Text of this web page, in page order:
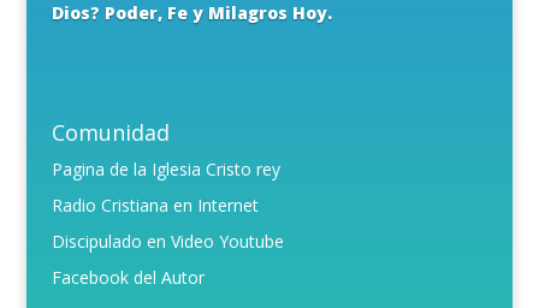
Dios? Poder, Fe y Milagros Hoy.
Comunidad
Pagina de la Iglesia Cristo rey
Radio Cristiana en Internet
Discipulado en Video Youtube
Facebook del Autor